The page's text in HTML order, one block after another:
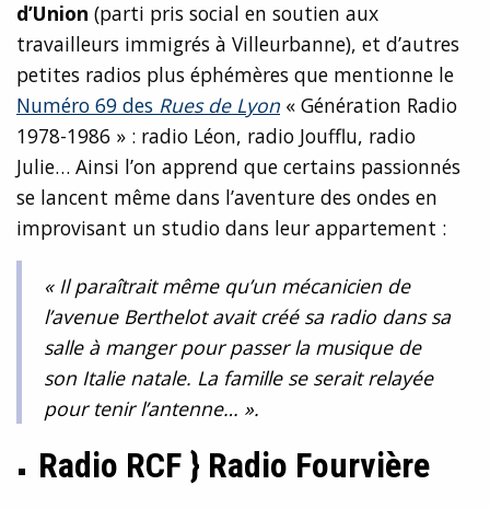
d’Union (parti pris social en soutien aux
travailleurs immigrés à Villeurbanne), et d’autres
petites radios plus éphémères que mentionne le
Numéro 69 des Rues de Lyon « Génération Radio
1978-1986 » : radio Léon, radio Joufflu, radio
Julie… Ainsi l’on apprend que certains passionnés
se lancent même dans l’aventure des ondes en
improvisant un studio dans leur appartement :
« Il paraîtrait même qu’un mécanicien de
l’avenue Berthelot avait créé sa radio dans sa
salle à manger pour passer la musique de
son Italie natale. La famille se serait relayée
pour tenir l’antenne… ».
Radio RCF } Radio Fourvière